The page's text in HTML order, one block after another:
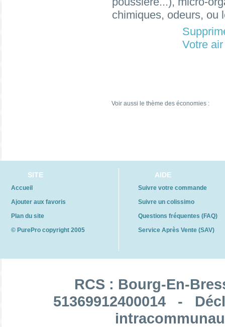
chimiques, odeurs, ou
Votre
Voir aussi le thème des économies :
SITE AIDE
Accueil
Ajouter aux favoris
Plan du site
© PurePro copyright 2005
Suivre votre commande
Suivre un colissimo
Questions fréquentes (FAQ)
Service Après Vente (SAV)
RCS : Bourg-En-
51369912400014 -